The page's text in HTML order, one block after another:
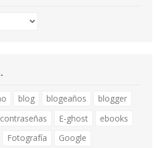
blog blogeaños
blogger
contraseñas E-ghost
ebooks
Fotografía
Google